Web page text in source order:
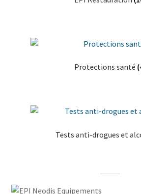
Protections santé
Tests anti-drogues et